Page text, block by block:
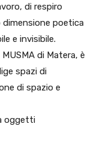
di respiro
dimensione poetica
e invisibile.
di Matera, è
spazi di
di spazio e
oggetti